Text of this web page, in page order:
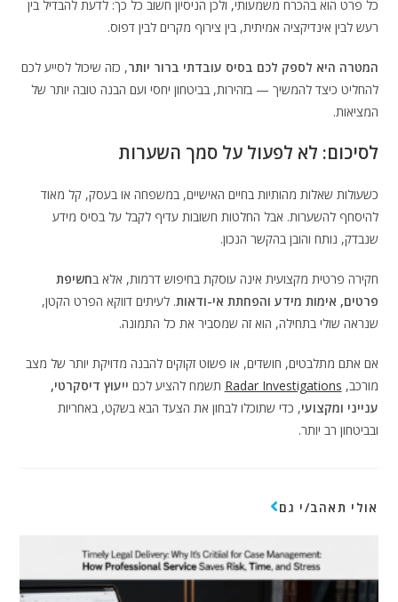
כל פרט הוא בהכרח משמעותי, ולכן הניסיון חשוב כל כך: לדעת להבדיל בין
רעש לבין אינדיקציה אמיתית, בין צירוף מקרים לבין דפוס.
המטרה היא לספק לכם בסיס עובדתי ברור יותר, כזה שיכול לסייע לכם
להחליט כיצד להמשיך — בזהירות, בביטחון יחסי ועם הבנה טובה יותר של
המציאות.
לסיכום: לא לפעול על סמך השערות
כשעולות שאלות מהותיות בחיים האישיים, במשפחה או בעסק, קל מאוד
להיסחף להשערות. אבל החלטות חשובות עדיף לקבל על בסיס מידע
שנבדק, נותח והובן בהקשר הנכון.
חקירה פרטית מקצועית אינה עוסקת בחיפוש דרמות, אלא בחשיפת
פרטים, אימות מידע והפחתת אי-ודאות. לעיתים דווקא הפרט הקטן,
שנראה שולי בתחילה, הוא זה שמסביר את כל התמונה.
אם אתם מתלבטים, חושדים, או פשוט זקוקים להבנה מדויקת יותר של מצב
מורכב, Radar Investigations תשמח להציע לכם ייעוץ דיסקרטי,
ענייני ומקצועי, כדי שתוכלו לבחון את הצעד הבא בשקט, באחריות
ובביטחון רב יותר.
אולי תאהב/י גם